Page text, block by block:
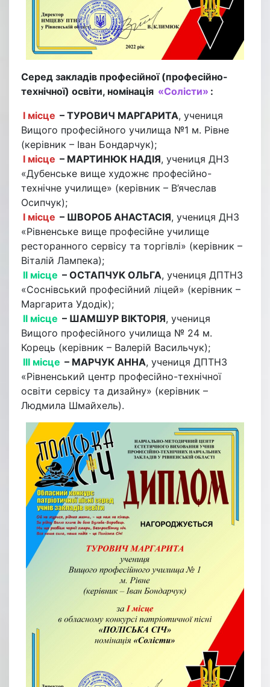
Серед закладів професійної (професійно-
технічної) освіти, номінація «Солісти» :
І місце – ТУРОВИЧ МАРГАРИТА, учениця
Вищого професійного училища №1 м. Рівне
(керівник – Іван Бондарчук);
І місце – МАРТИНЮК НАДІЯ, учениця ДНЗ
«Дубенське вище художнє професійно-
технічне училище» (керівник – В’ячеслав
Осипчук);
І місце – ШВОРОБ АНАСТАСІЯ, учениця ДНЗ
«Рівненське вище професійне училище
ресторанного сервісу та торгівлі» (керівник –
Віталій Лампека);
ІІ місце – ОСТАПЧУК ОЛЬГА, учениця ДПТНЗ
«Соснівський професійний ліцей» (керівник –
Маргарита Удодік);
ІІ місце – ШАМШУР ВІКТОРІЯ, учениця
Вищого професійного училища № 24 м.
Корець (керівник – Валерій Васильчук);
ІІІ місце – МАРЧУК АННА, учениця ДПТНЗ
«Рівненський центр професійно-технічної
освіти сервісу та дизайну» (керівник –
Людмила Шмайхель).